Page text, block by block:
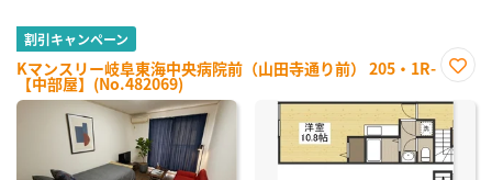
割引キャンペーン
Kマンスリー岐阜東海中央病院前（山田寺通り前） 205・1R-
【中部屋】(No.482069)
に入
り登
録